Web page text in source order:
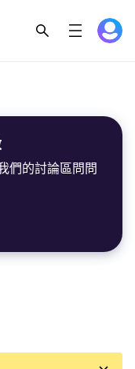
們的討論區問問